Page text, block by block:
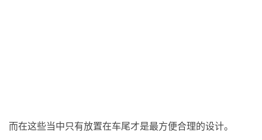
而在这些当中只有放置在车尾才是最方便合理的设计。